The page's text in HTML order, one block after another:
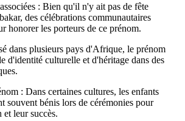
: Bien qu'il n'y ait pas de fête
des célébrations communautaires
honorer les porteurs de ce prénom.
dans plusieurs pays d'Afrique, le prénom
d'identité culturelle et d'héritage dans des
: Dans certaines cultures, les enfants
souvent bénis lors de cérémonies pour
et leur succès.